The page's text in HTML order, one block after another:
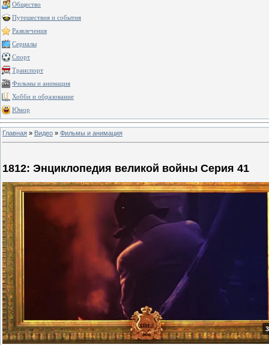
Общество
Путешествия и события
Развлечения
Сериалы
Спорт
Транспорт
Фильмы и анимация
Хобби и образование
Юмор
Главная » Видео » Фильмы и анимация
1812: Энциклопедия великой войны Серия 41